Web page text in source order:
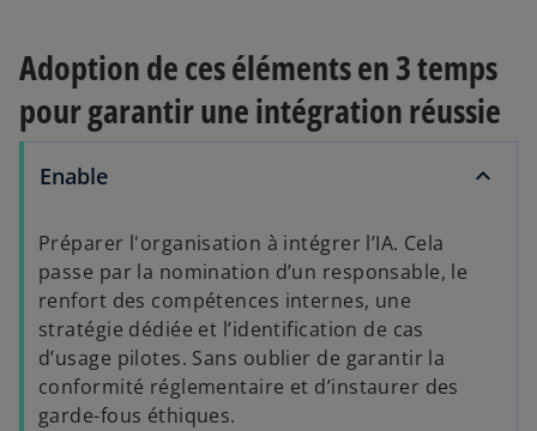
Adoption de ces éléments en 3 temps
pour garantir une intégration réussie
Enable
Préparer l'organisation à intégrer l’IA. Cela
passe par la nomination d’un responsable, le
renfort des compétences internes, une
stratégie dédiée et l’identification de cas
d’usage pilotes. Sans oublier de garantir la
conformité réglementaire et d’instaurer des
garde-fous éthiques.